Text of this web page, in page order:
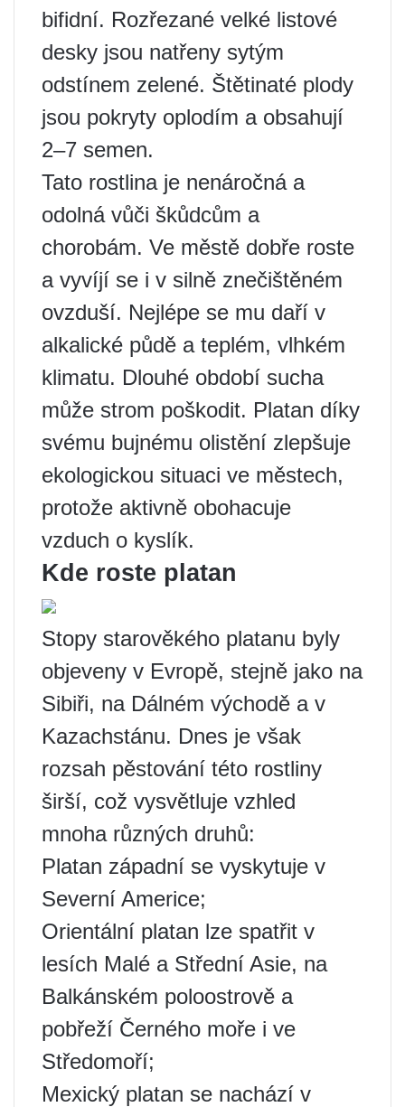
bifidní. Rozřezané velké listové
desky jsou natřeny sytým
odstínem zelené. Štětinaté plody
jsou pokryty oplodím a obsahují
2–7 semen.
Tato rostlina je nenáročná a
odolná vůči škůdcům a
chorobám. Ve městě dobře roste
a vyvíjí se i v silně znečištěném
ovzduší. Nejlépe se mu daří v
alkalické půdě a teplém, vlhkém
klimatu. Dlouhé období sucha
může strom poškodit. Platan díky
svému bujnému olistění zlepšuje
ekologickou situaci ve městech,
protože aktivně obohacuje
vzduch o kyslík.
Kde roste platan
Stopy starověkého platanu byly
objeveny v Evropě, stejně jako na
Sibiři, na Dálném východě a v
Kazachstánu. Dnes je však
rozsah pěstování této rostliny
širší, což vysvětluje vzhled
mnoha různých druhů:
Platan západní se vyskytuje v
Severní Americe;
Orientální platan lze spatřit v
lesích Malé a Střední Asie, na
Balkánském poloostrově a
pobřeží Černého moře i ve
Středomoří;
Mexický platan se nachází v